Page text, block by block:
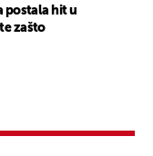
postala hit u
zašto